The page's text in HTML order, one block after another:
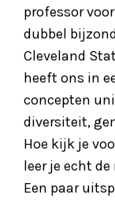
professor
dubbel
Cleveland
heeft ons in
concepten
diversiteit,
Hoe kijk je
leer je echt
Een paar